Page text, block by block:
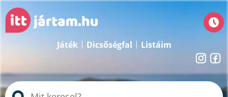
Játék Dicsőségfal Listáim